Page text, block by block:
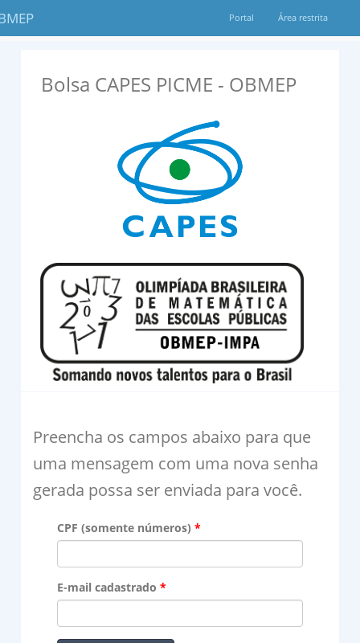
Portal Área restrita
Bolsa CAPES PICME - OBMEP
Preencha os campos abaixo para que
uma mensagem com uma nova senha
gerada possa ser enviada para você.
CPF (somente números)
E-mail cadastrado